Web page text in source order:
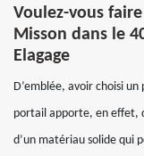
Voulez-vous
Misson dans le
Elagage
D’emblée, avoir choisi
portail apporte, en effet,
d’un matériau solide qui